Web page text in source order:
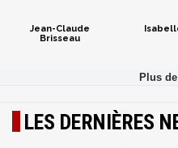
Jean-Claude
Brisseau
LES DERNIÈRES